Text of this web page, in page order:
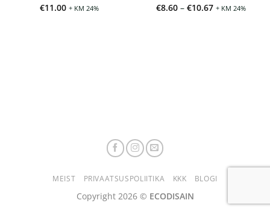
€11.00 + KM 24% €8.60 – €10.67
€8.60
+ KM 24%
MEIST PRIVAATSUSPOLIITIKA KKK BLOGI
Copyright 2026 © ECODISAIN